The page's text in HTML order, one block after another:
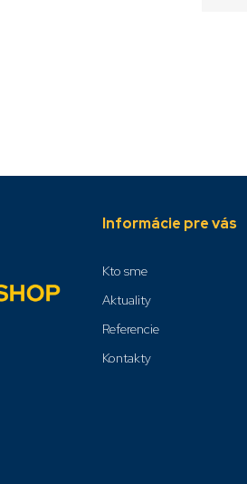
Informácie pre vás
Kto sme
Aktuality
Referencie
Kontakty